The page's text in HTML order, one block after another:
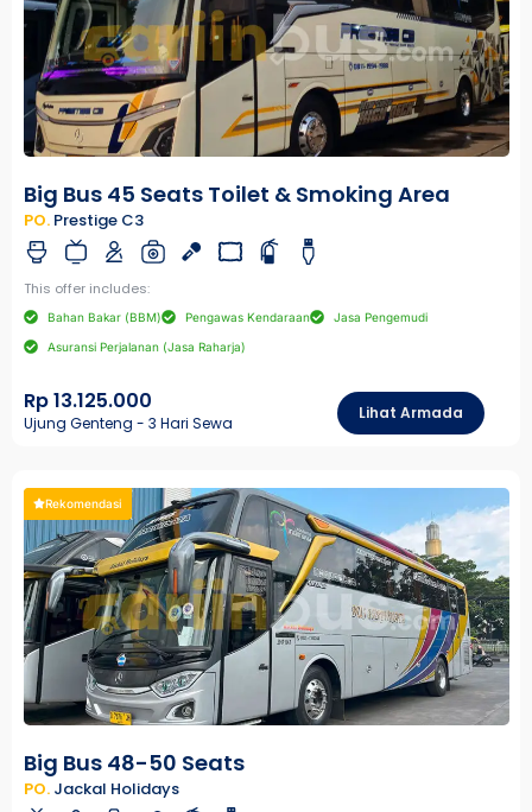
Big Bus 45 Seats Toilet & Smoking Area
PO. Prestige C3
This offer includes:
Bahan Bakar (BBM) Pengawas Kendaraan Jasa Pengemudi
Asuransi Perjalanan (Jasa Raharja)
Rp 13.125.000
Ujung Genteng - 3 Hari Sewa
Lihat Armada
Rekomendasi
Big Bus 48-50 Seats
PO. Jackal Holidays